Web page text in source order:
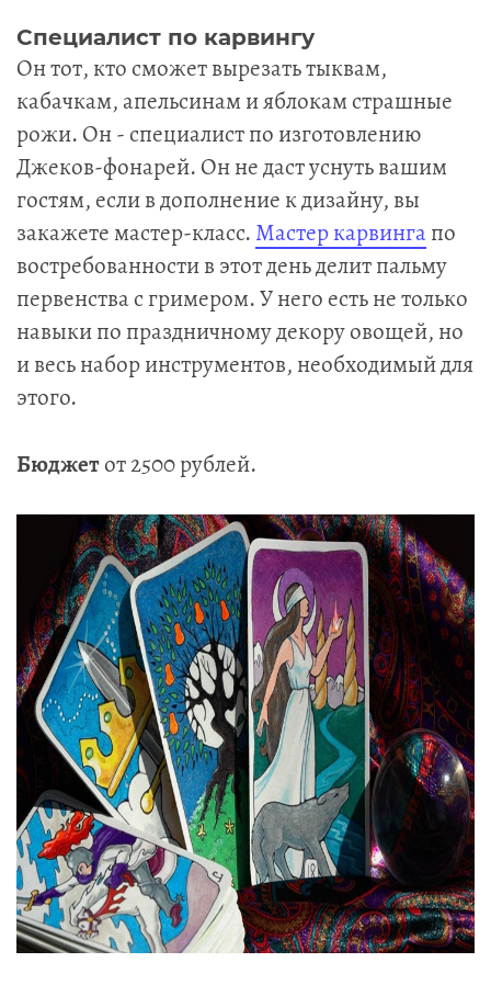
Специалист по карвингу
Он тот, кто сможет вырезать тыквам,
кабачкам, апельсинам и яблокам страшные
рожи. Он - специалист по изготовлению
Джеков-фонарей. Он не даст уснуть вашим
гостям, если в дополнение к дизайну, вы
закажете мастер-класс. Мастер карвингапо
востребованности в этот день делит пальму
первенства с гримером. У него есть не только
навыки по праздничному декору овощей, но
и весь набор инструментов, необходимый для
этого.
Бюджетот 2500 рублей.